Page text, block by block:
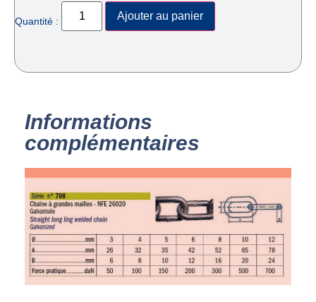
Quantité : Ajouter au panier
Informations
complémentaires